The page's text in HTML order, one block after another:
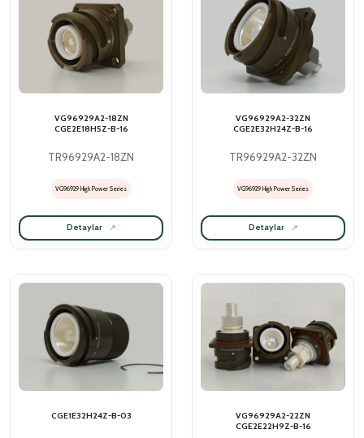
VG96929A2-18ZN
CGE2E18H5Z-B-16
TR96929A2-18ZN
VG96929 High Power Series
Detaylar
VG96929A2-32ZN
CGE2E32H24Z-B-16
TR96929A2-32ZN
VG96929 High Power Series
Detaylar
CGE1E32H24Z-B-03
VG96929A2-22ZN
CGE2E22H9Z-B-16